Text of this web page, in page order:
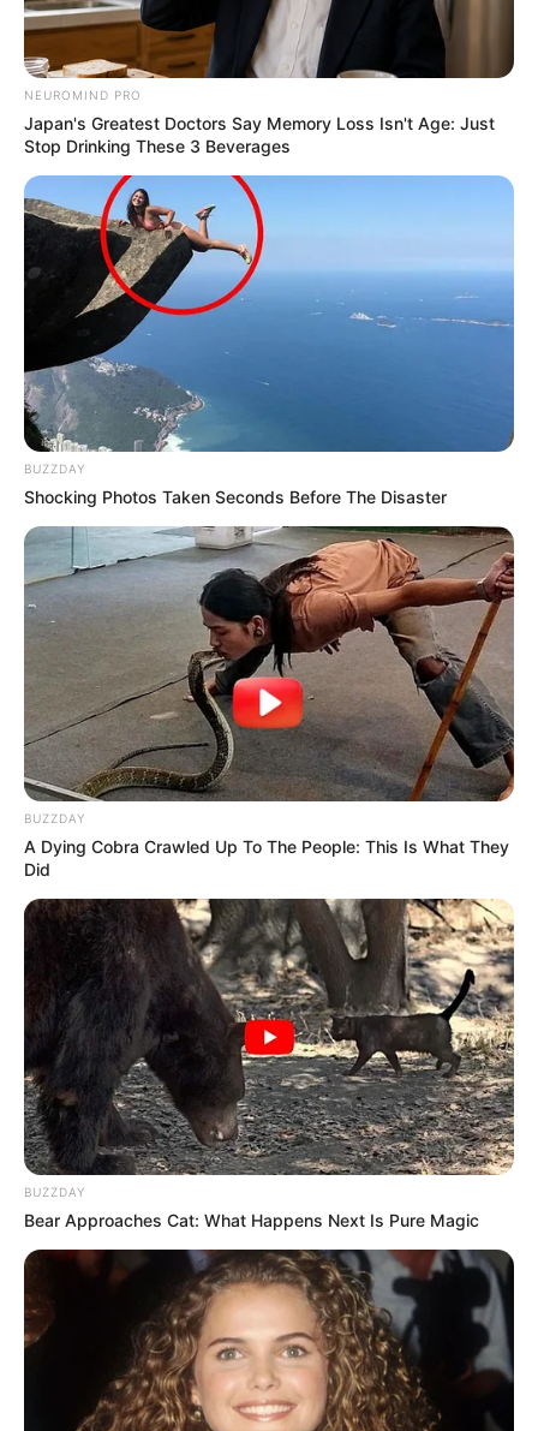
NEUROMIND PRO
Japan's Greatest Doctors Say Memory Loss Isn't Age: Just
Stop Drinking These 3 Beverages
BUZZDAY
Shocking Photos Taken Seconds Before The Disaster
BUZZDAY
A Dying Cobra Crawled Up To The People: This Is What They
Did
BUZZDAY
Bear Approaches Cat: What Happens Next Is Pure Magic